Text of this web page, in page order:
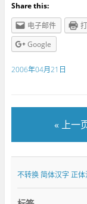
Share this:
电子邮件
Google
2006年04月21日
« 上一
不转换 简体汉字 正体